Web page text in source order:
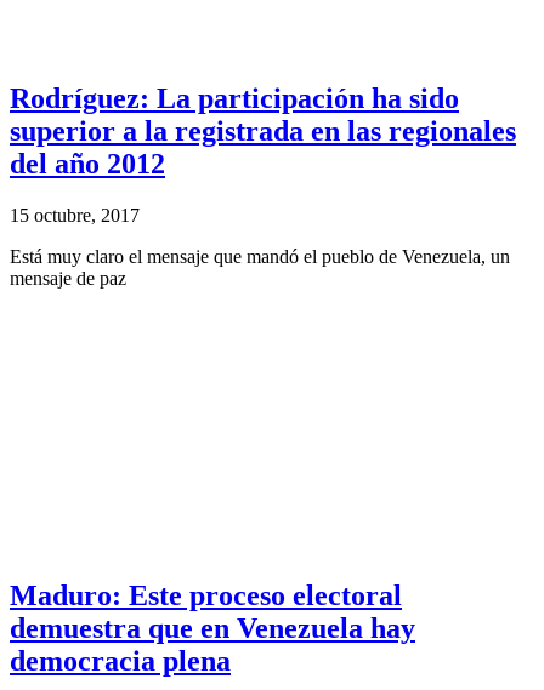
Rodríguez: La participación ha sido
superior a la registrada en las regionales
del año 2012
15 octubre, 2017
Está muy claro el mensaje que mandó el pueblo de Venezuela, un
mensaje de paz
Maduro: Este proceso electoral
demuestra que en Venezuela hay
democracia plena